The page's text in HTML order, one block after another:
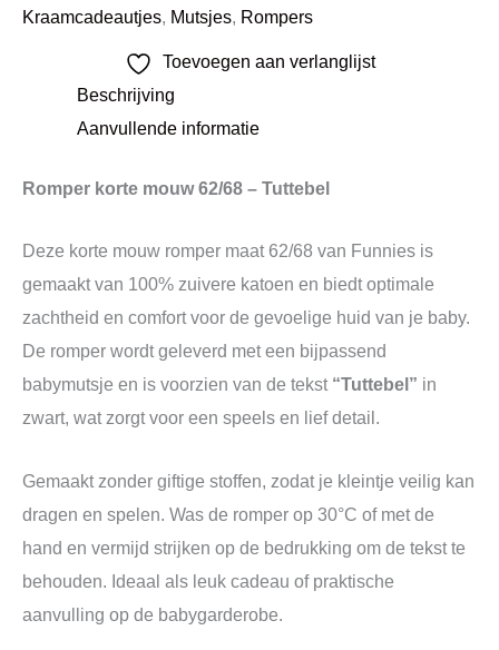
Kraamcadeautjes Mutsjes Rompers
Toevoegen aan verlanglijst
Beschrijving
Aanvullende informatie
Romper korte mouw 62/68 – Tuttebel
Deze korte mouw romper maat 62/68 van Funnies is
gemaakt van 100% zuivere katoen en biedt optimale
zachtheid en comfort voor de gevoelige huid van je baby.
De romper wordt geleverd met een bijpassend
babymutsje en is voorzien van de tekst “Tuttebel” in
zwart, wat zorgt voor een speels en lief detail.
Gemaakt zonder giftige stoffen, zodat je kleintje veilig kan
dragen en spelen. Was de romper op 30°C of met de
hand en vermijd strijken op de bedrukking om de tekst te
behouden. Ideaal als leuk cadeau of praktische
aanvulling op de babygarderobe.